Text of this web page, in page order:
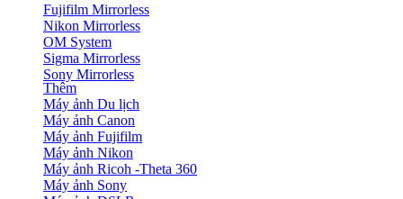
Fujifilm Mirrorless
Nikon Mirrorless
OM System
Sigma Mirrorless
Sony Mirrorless
Thêm
Máy ảnh Du lịch
Máy ảnh Canon
Máy ảnh Fujifilm
Máy ảnh Nikon
Máy ảnh Ricoh -Theta 360
Máy ảnh Sony